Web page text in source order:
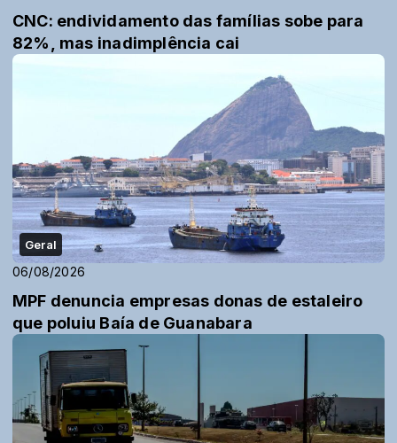
CNC: endividamento das famílias sobe para
82%, mas inadimplência cai
Geral
06/08/2026
MPF denuncia empresas donas de estaleiro
que poluiu Baía de Guanabara